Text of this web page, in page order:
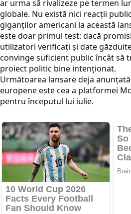
ar urma să rivalizeze pe termen
globale. Nu există nici reacții
giganților americani la această
este doar primul test: dacă
utilizatori verificați și date
convinge suficient public încât să
proiect politic bine intenționat.
Următoarea lansare deja
europene este cea a platformei
pentru începutul lui iulie.